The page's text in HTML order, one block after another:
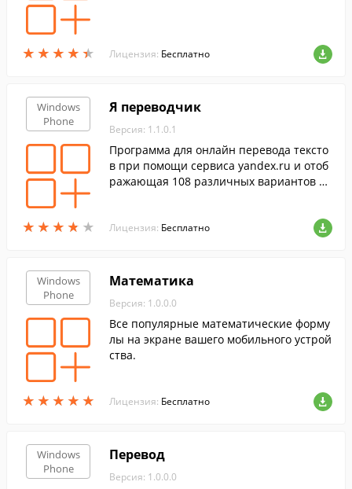
★ ★ ★ ★ ★
★ ★ ★ ★ ★ Лицензия: Бесплатно
Windows
Phone
★ ★ ★ ★ ★
★ ★ ★ ★ ★
Я переводчик
Версия: 1.1.0.1
Программа для онлайн перевода тексто
в при помощи сервиса yandex.ru и отоб
ражающая 108 различных вариантов пе
Лицензия: Бесплатно
Windows
Phone
★ ★ ★ ★ ★
★ ★ ★ ★ ★
Математика
Версия: 1.0.0.0
Все популярные математические форму
лы на экране вашего мобильного устрой
ства.
Лицензия: Бесплатно
Windows
Phone
Перевод
Версия: 1.0.0.0